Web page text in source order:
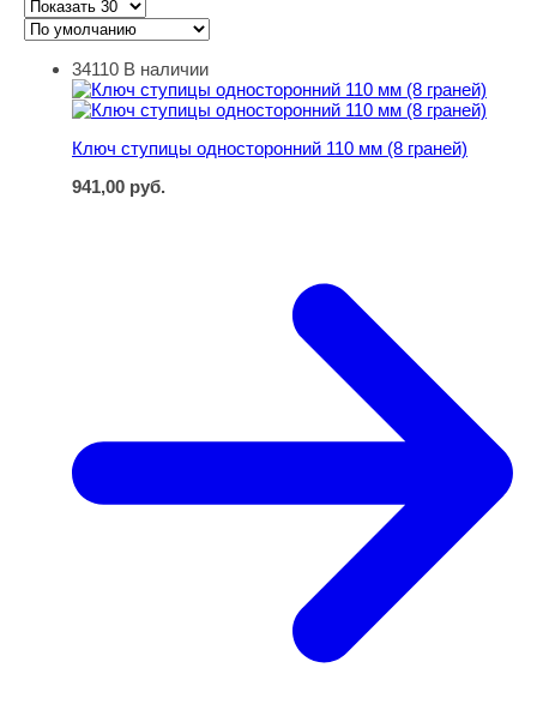
Ключ ступицы односторонний 110 мм (8 граней)
34110 В наличии
Ключ ступицы односторонний 110 мм (8 граней)
941,00 руб.